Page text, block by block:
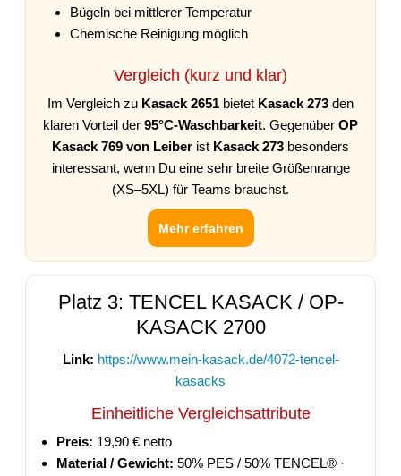
Bügeln bei mittlerer Temperatur
Chemische Reinigung möglich
Vergleich (kurz und klar)
Im Vergleich zu Kasack 2651 bietet Kasack 273 den
klaren Vorteil der 95°C-Waschbarkeit. Gegenüber OP
Kasack 769 von Leiber ist Kasack 273 besonders
interessant, wenn Du eine sehr breite Größenrange
(XS–5XL) für Teams brauchst.
Mehr erfahren
Platz 3: TENCEL KASACK / OP-
KASACK 2700
Link: https://www.mein-kasack.de/4072-tencel-
kasacks
Einheitliche Vergleichsattribute
Preis: 19,90 € netto
Material / Gewicht: 50% PES / 50% TENCEL® ·